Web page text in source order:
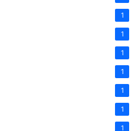
1
1
1
1
1
1
1